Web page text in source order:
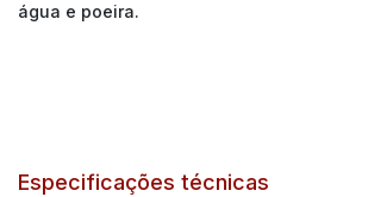
água e poeira.
Especificações técnicas